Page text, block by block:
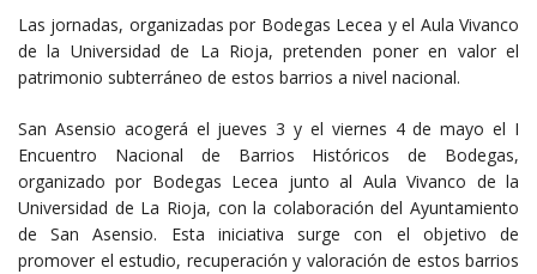
Las jornadas, organizadas por Bodegas Lecea y el Aula Vivanco
de la Universidad de La Rioja, pretenden poner en valor el
patrimonio subterráneo de estos barrios a nivel nacional.
San Asensio acogerá el jueves 3 y el viernes 4 de mayo el I
Encuentro Nacional de Barrios Históricos de Bodegas,
organizado por Bodegas Lecea junto al Aula Vivanco de la
Universidad de La Rioja, con la colaboración del Ayuntamiento
de San Asensio. Esta iniciativa surge con el objetivo de
promover el estudio, recuperación y valoración de estos barrios